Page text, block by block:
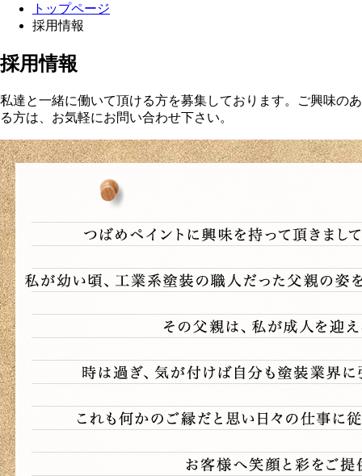
トップページ
採用情報
採用情報
私達と一緒に働いて頂ける方を募集しております。ご興味のあ
る方は、お気軽にお問い合わせ下さい。